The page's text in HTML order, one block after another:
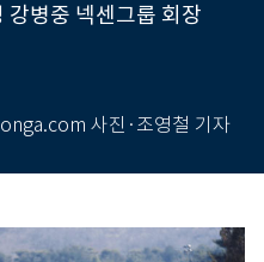
강병중 넥센그룹 회장
사진·조영철 기자